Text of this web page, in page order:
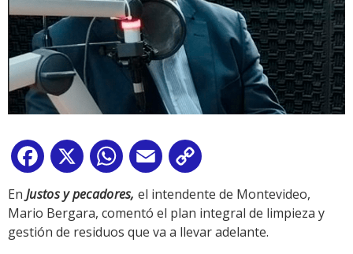
Facebook
X WhatsApp
Email
Link
En Justos y pecadores, el intendente de Montevideo,
Mario Bergara, comentó el plan integral de limpieza y
gestión de residuos que va a llevar adelante.